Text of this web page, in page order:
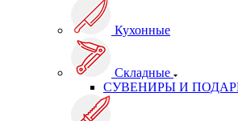
Кухонные
Складные
СУВЕНИРЫ И